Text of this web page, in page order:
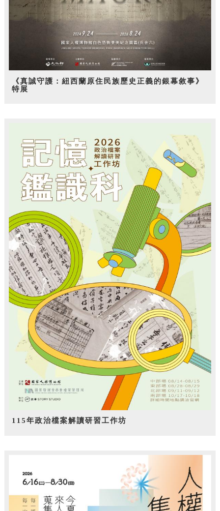
《真誠守護：紐西蘭原住民族歷史正義的銀幕敘事》
特展
115年政治檔案解讀研習工作坊